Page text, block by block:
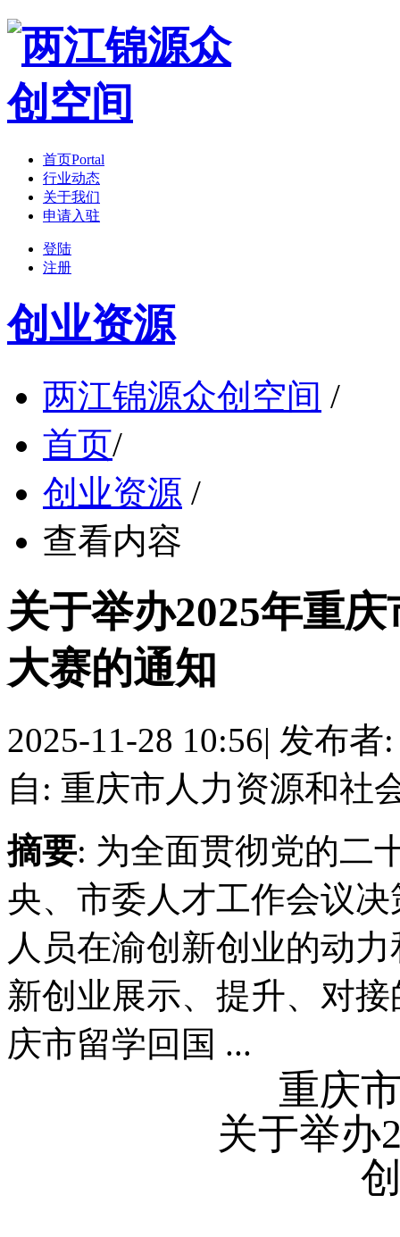
首页Portal
行业动态
关于我们
申请入驻
登陆
注册
创业资源
两江锦源众创空间 /
首页/
创业资源 /
查看内容
关于举办2025年重
大赛的通知
2025-11-28 10:56| 发布者
自: 重庆市人力资源和社
摘要: 为全面贯彻党的二
央、市委人才工作会议
人员在渝创新创业的动
新创业展示、提升、对
庆市留学回国 ...
重庆
关于举办